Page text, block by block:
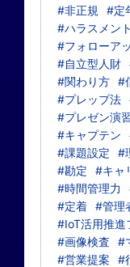
#非正規
#定
#ハラスメン
#フォローア
#自立型人財
#関わり方 #
#プレップ法
#プレゼン演
#キャプテン
#課題設定
#
#勘定
#キャ
#時間管理力
#定着 #管理
#IoT活用推進
#画像検査
#
#営業提案
#